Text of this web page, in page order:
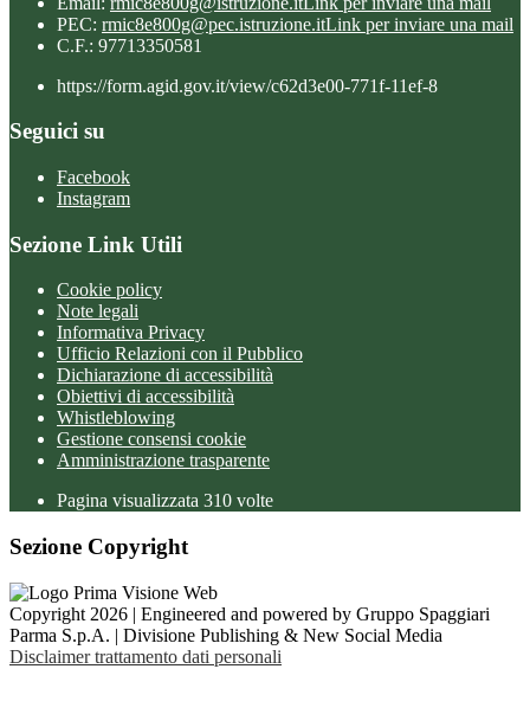
PEC: rmic8e800g@pec.istruzione.itLink per inviare una mail
C.F.: 97713350581
https://form.agid.gov.it/view/c62d3e00-771f-11ef-8
Seguici su
Facebook
Instagram
Sezione Link Utili
Cookie policy
Note legali
Informativa Privacy
Ufficio Relazioni con il Pubblico
Dichiarazione di accessibilità
Obiettivi di accessibilità
Whistleblowing
Gestione consensi cookie
Amministrazione trasparente
Pagina visualizzata 310 volte
Sezione Copyright
Copyright 2026 | Engineered and powered by Gruppo Spaggiari
Parma S.p.A. | Divisione Publishing & New Social Media
Disclaimer trattamento dati personali